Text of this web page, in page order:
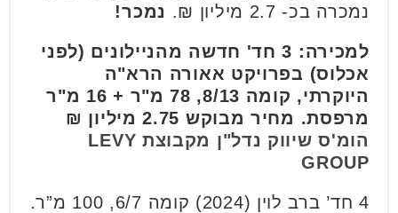
נמכרה בכ- 2.7 מיליון ₪.
נמכר!
למכירה: 3 חד' חדשה מהניילונים (לפני
אכלוס) בפרויקט אאורה הרא"ה
היוקרתי, קומה 8/13, 78 מ"ר + 16 מ"ר
מרפסת. מחיר מבוקש 2.75 מיליון ₪
הומ'ס שיווק נדל"ן מקבוצת LEVY
GROUP
4 חד’ ברב לוין (2024) קומה 6/7, 100 מ”ר.